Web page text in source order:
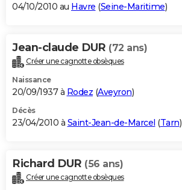
04/10/2010 au Havre (Seine-Maritime)
Jean-claude DUR (72 ans)
Créer une cagnotte obsèques
Naissance
20/09/1937 à Rodez (Aveyron)
Décès
23/04/2010 à Saint-Jean-de-Marcel (Tarn)
Richard DUR (56 ans)
Créer une cagnotte obsèques